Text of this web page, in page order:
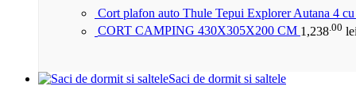
Cort plafon auto Thule Tepui Explorer Autana 4
CORT CAMPING 430X305X200 CM 1,238 .00
Saci de dormit si saltele